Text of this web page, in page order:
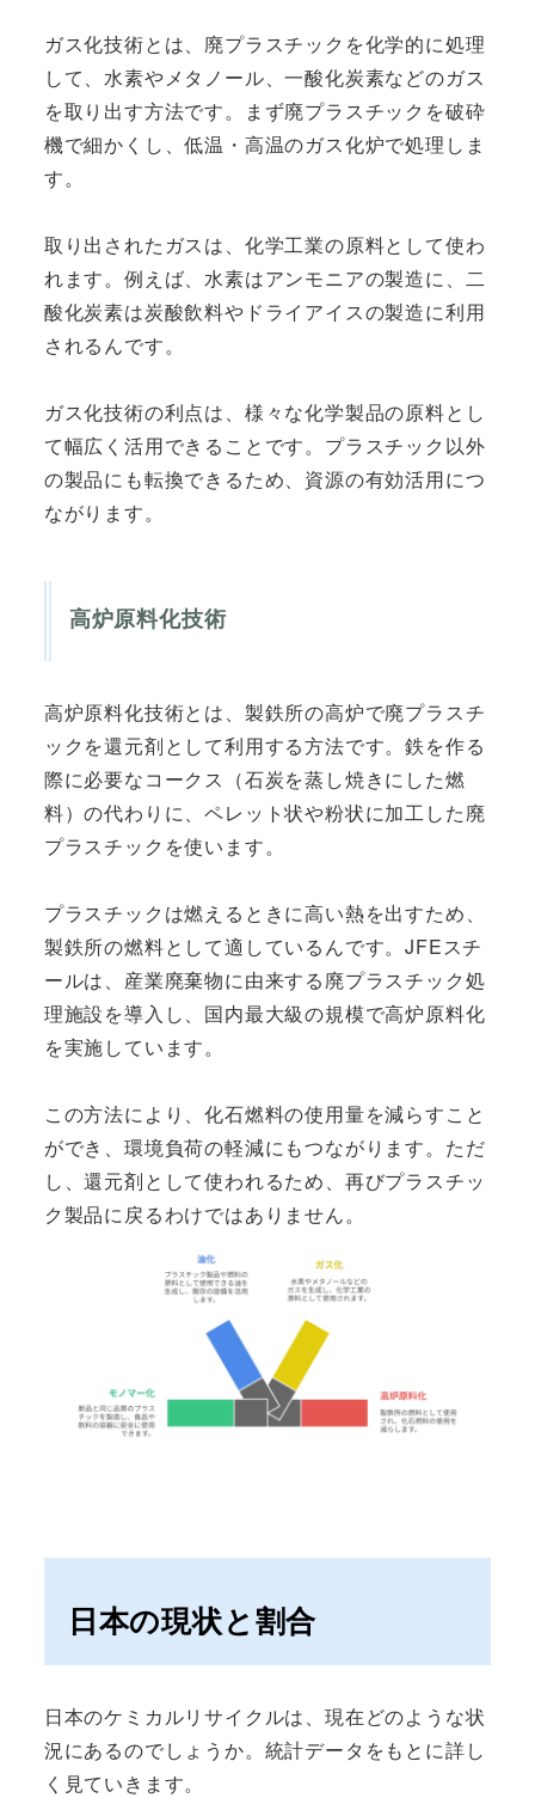
ガス化技術とは、廃プラスチックを化学的に処理
して、水素やメタノール、一酸化炭素などのガス
を取り出す方法です。まず廃プラスチックを破砕
機で細かくし、低温・高温のガス化炉で処理しま
す。
取り出されたガスは、化学工業の原料として使わ
れます。例えば、水素はアンモニアの製造に、二
酸化炭素は炭酸飲料やドライアイスの製造に利用
されるんです。
ガス化技術の利点は、様々な化学製品の原料とし
て幅広く活用できることです。プラスチック以外
の製品にも転換できるため、資源の有効活用につ
ながります。
高炉原料化技術
高炉原料化技術とは、製鉄所の高炉で廃プラスチ
ックを還元剤として利用する方法です。鉄を作る
際に必要なコークス（石炭を蒸し焼きにした燃
料）の代わりに、ペレット状や粉状に加工した廃
プラスチックを使います。
プラスチックは燃えるときに高い熱を出すため、
製鉄所の燃料として適しているんです。JFEスチ
ールは、産業廃棄物に由来する廃プラスチック処
理施設を導入し、国内最大級の規模で高炉原料化
を実施しています。
この方法により、化石燃料の使用量を減らすこと
ができ、環境負荷の軽減にもつながります。ただ
し、還元剤として使われるため、再びプラスチッ
ク製品に戻るわけではありません。
日本の現状と割合
日本のケミカルリサイクルは、現在どのような状
況にあるのでしょうか。統計データをもとに詳し
く見ていきます。